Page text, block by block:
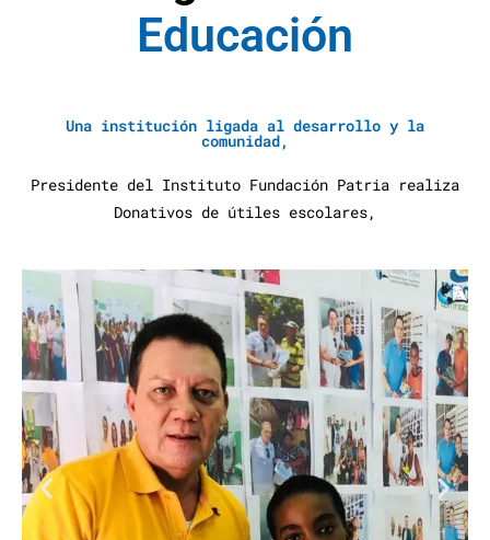
ucaciónAy
Una institución ligada al desarrollo y la
comunidad,
Presidente del Instituto Fundación Patria realiza
Donativos de útiles escolares,